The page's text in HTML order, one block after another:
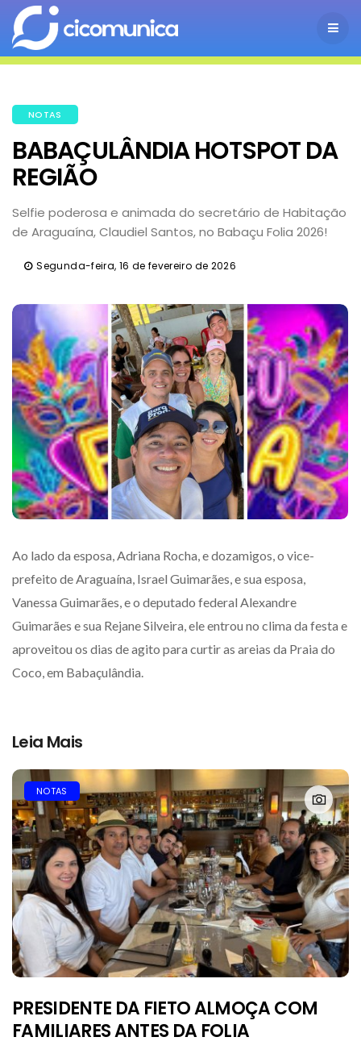
NOTAS
BABAÇULÂNDIA HOTSPOT DA
REGIÃO
Selfie poderosa e animada do secretário de Habitação
de Araguaína, Claudiel Santos, no Babaçu Folia 2026!
Segunda-feira, 16 de fevereiro de 2026
Ao lado da esposa, Adriana Rocha, e dozamigos, o vice-
prefeito de Araguaína, Israel Guimarães, e sua esposa,
Vanessa Guimarães, e o deputado federal Alexandre
Guimarães e sua Rejane Silveira, ele entrou no clima da festa e
aproveitou os dias de agito para curtir as areias da Praia do
Coco, em Babaçulândia.
Leia Mais
NOTAS
PRESIDENTE DA FIETO ALMOÇA COM
FAMILIARES ANTES DA FOLIA